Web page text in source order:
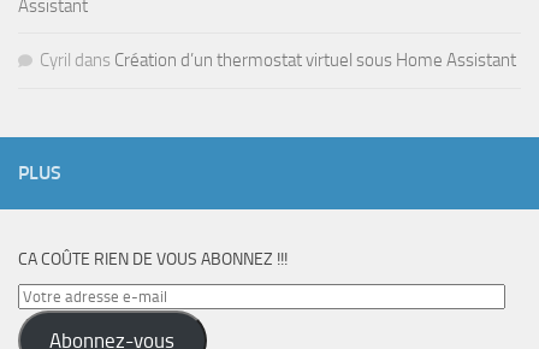
Assistant
Cyril dans Création d’un thermostat virtuel sous Home Assistant
PLUS
CA COÛTE RIEN DE VOUS ABONNEZ !!!
Votre
adresse
Abonnez-vous